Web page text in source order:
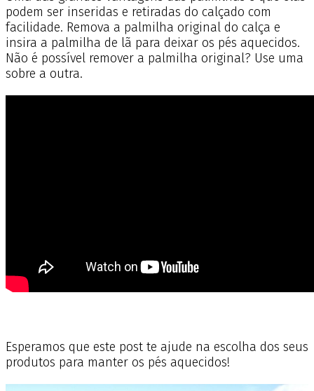
podem ser inseridas e retiradas do calçado com
facilidade. Remova a palmilha original do calça e
insira a palmilha de lã para deixar os pés aquecidos.
Não é possível remover a palmilha original? Use uma
sobre a outra.
Esperamos que este post te ajude na escolha dos seus
produtos para manter os pés aquecidos!